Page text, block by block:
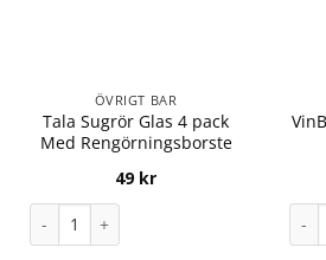
ÖVRIGT BAR
Tala Sugrör Glas 4 pack
Med Rengörningsborste
49 kr
Tala Sugrör Glas 4 pack Med